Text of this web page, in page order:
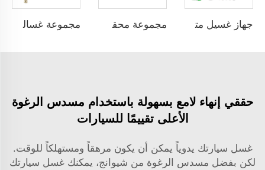
مجموعة محقن كيميائي لغسالة الضغط العالي مع اتصال سريع 3/8 قابل للتعديل فوهة صابون رغوي حتى 4000PSI مجموعة غسالة ضغط عالي 4000PSI لتنظيف هيكل السيارة وأسفل الجسم، غسالة أسفل الهيكل، مكنسة مائية بحجم مناسب لاتصال قطره 1/4"
حققي إنهاء لامع بسهولة باستخدام مسدس الرغوة
الأعلى تقييمًا للسيارات
غسل سيارتك يدوياً يمكن أن يكون مرهقاً ومستهلكاً للوقت.
لكن بفضل مسدس الرغوة من شيوانج، يمكنك غسل سيارتك